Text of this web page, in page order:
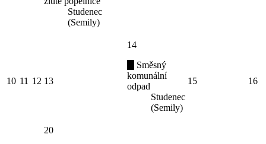
Studenec
(Semily)
10 11 12 13
14
Směsný
komunální
odpad
Studenec
(Semily)
15 16
20